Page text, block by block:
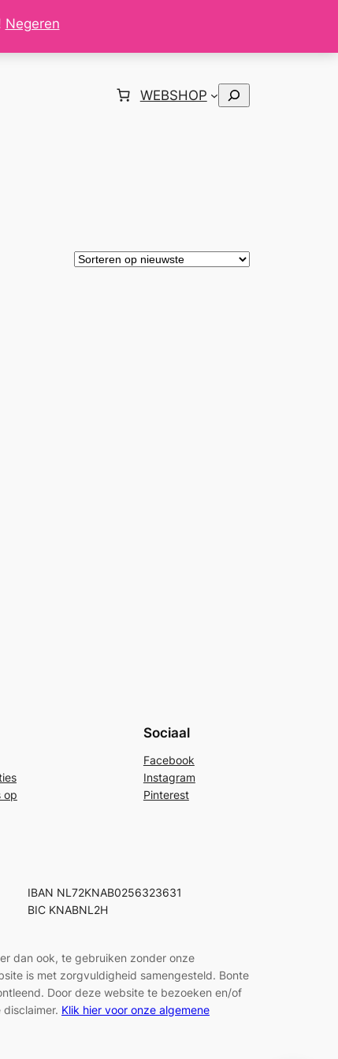
Negeren
WEBSHOP
Zoeken
op
Sociaal
Facebook
Instagram
Pinterest
IBAN NL72KNAB0256323631
BIC KNABNL2H
dan ook, te gebruiken zonder onze
is met zorgvuldigheid samengesteld. Bonte
Door deze website te bezoeken en/of
Klik hier voor onze algemene